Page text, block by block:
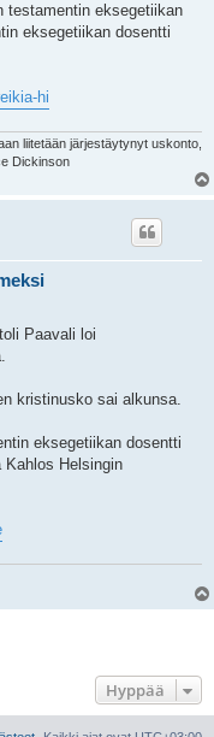
testamentin eksegetiikan
eksegetiikan dosentti
hi
liitetään järjestäytynyt uskonto,
Dickinson
Paavali loi
kristinusko sai alkunsa.
eksegetiikan dosentti
Kahlos Helsingin
Hyppää